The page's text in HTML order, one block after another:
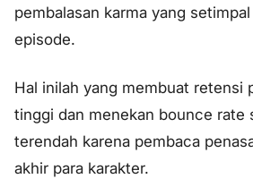
pembalasan karma yang
episode.
Hal inilah yang membuat retensi
tinggi dan menekan bounce rate
terendah karena pembaca
akhir para karakter.